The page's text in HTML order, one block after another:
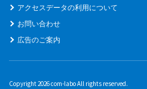
アクセスデータの利用について
お問い合わせ
広告のご案内
Copyright 2026 com-labo All rights reserved.